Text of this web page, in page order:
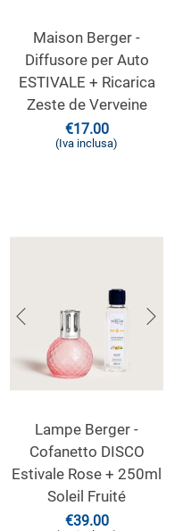
Maison Berger -
Diffusore per Auto
ESTIVALE + Ricarica
Zeste de Verveine
€17.00
(Iva inclusa)
Lampe Berger -
Cofanetto DISCO
Estivale Rose + 250ml
Soleil Fruité
€39.00